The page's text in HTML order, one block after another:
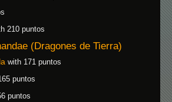
210 puntos
(Dragones de Tierra)
with 171 puntos
puntos
puntos